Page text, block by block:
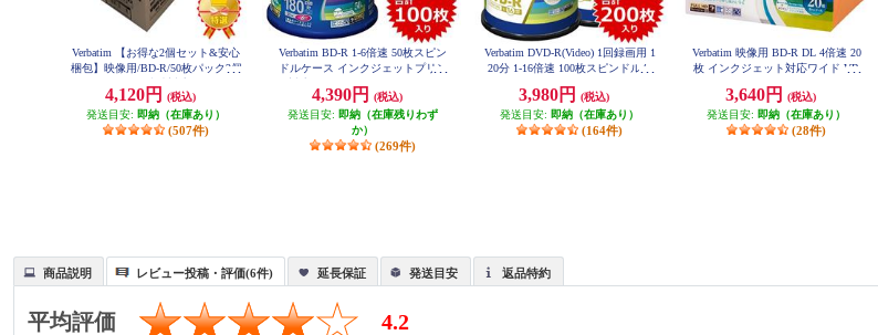
Verbatim 【お得な2個セット&安心
梱包】映像用/BD-R/50枚パック2個
ェット対応ワイド VBR130RP50V1
X2
4,120円
(税込)
発送目安: 即納（在庫あり）
(507件)
Verbatim BD-R 1-6倍速 50枚スピン
ドルケース インクジェットプリン
2-ESET
4,390円
(税込)
発送目安: 即納（在庫残りわず
か）
(269件)
Verbatim DVD-R(Video) 1回録画用 1
20分 1-16倍速 100枚スピンドルケ
ESET
3,980円
(税込)
発送目安: 即納（在庫あり）
(164件)
Verbatim 映像用 BD-R DL 4倍速 20
枚 インクジェット対応ワイド VB
3,640円
(税込)
発送目安: 即納（在庫あり）
(28件)
商品説明 レビュー投稿・評価(6件) 延長保証 発送目安 返品特約
平均評価 4.2